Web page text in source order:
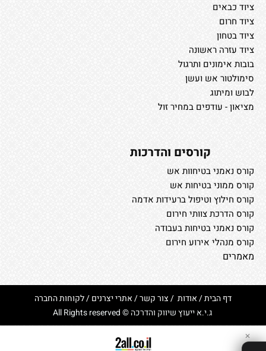
ציוד כבאים
ציוד חרום
ציוד בטחון
ציוד עזרה ראשונה
בובות אימונים ותרגול
סימולטור אש ועשן
לבוש ומיתוג
מציאון - עודפים במחיר זול
קורסים והדרכות
קורס נאמני בטיחוות אש
קורס ממוני בטיחות אש
קורס חילוץ וטיפול ברעידות אדמה
קורס הדרכת צוותי חירום
קורס נאמני בטיחות בעבודה
קורס מנהלי אירוע חירום
מאמרים
דף הבית/אודות /צור קשר/אתרי יצרנים/לקוחות החברה
ג.י.א ייעוץ שיווק והדרכה © All Rights reserved
✕